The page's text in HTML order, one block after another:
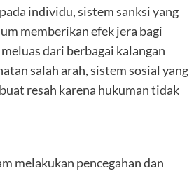
individu, sistem sanksi yang
memberikan efek jera bagi
dari berbagai kalangan
salah arah, sistem sosial yang
resah karena hukuman tidak
melakukan pencegahan dan